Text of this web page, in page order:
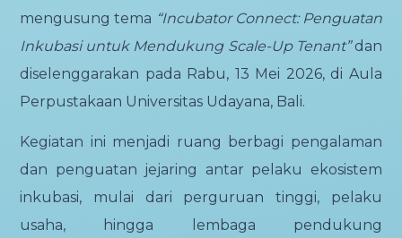
mengusung tema “Incubator Connect: Penguatan
Inkubasi untuk Mendukung Scale-Up Tenant”dan
diselenggarakan pada Rabu, 13 Mei 2026, di Aula
Perpustakaan Universitas Udayana, Bali.
Kegiatan ini menjadi ruang berbagi pengalaman
dan penguatan jejaring antar pelaku ekosistem
inkubasi, mulai dari perguruan tinggi, pelaku
usaha, hingga lembaga pendukung